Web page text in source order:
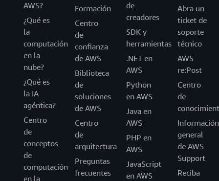
AWS?
¿Qué es
la
computación
en la
nube?
¿Qué es
la IA
agéntica?
Centro
de
conceptos
de
computación
en la
Formación
Centro
de
confianza
de AWS
Biblioteca
de
soluciones
de AWS
Centro
de
arquitectura
Preguntas
frecuentes
de
creadores
SDK y
herramientas
.NET en
AWS
Python
en AWS
Java en
AWS
PHP en
AWS
JavaScript
en AWS
Abra un
ticket de
soporte
técnico
AWS
re:Post
Centro
de
Información
general
de AWS
Support
Reciba